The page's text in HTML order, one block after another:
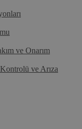
ve Onarım
ve Arıza